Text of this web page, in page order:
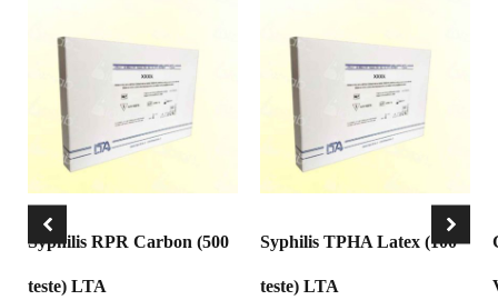
Syphilis RPR Carbon (500
teste) LTA
Syphilis TPHA Latex (100
teste) LTA